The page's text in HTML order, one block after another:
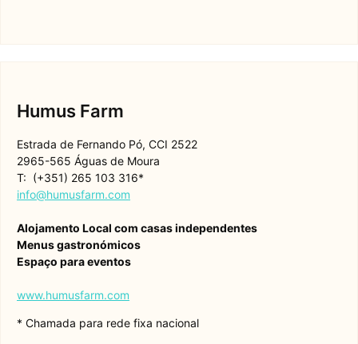
Humus Farm
Estrada de Fernando Pó, CCI 2522
2965-565 Águas de Moura
T: (+351) 265 103 316*
info@humusfarm.com
Alojamento Local com casas independentes
Menus gastronómicos
Espaço para eventos
www.humusfarm.com
* Chamada para rede fixa nacional